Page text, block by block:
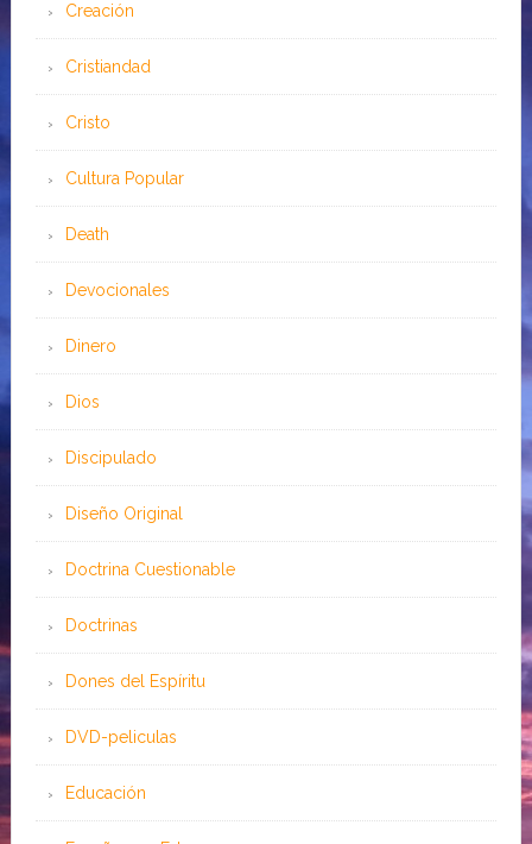
Creación
Cristiandad
Cristo
Cultura Popular
Death
Devocionales
Dinero
Dios
Discipulado
Diseño Original
Doctrina Cuestionable
Doctrinas
Dones del Espíritu
DVD-peliculas
Educación